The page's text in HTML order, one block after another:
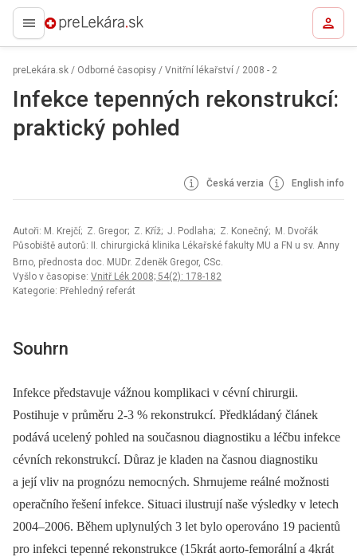
preLekára.sk
preLekára.sk / Odborné časopisy / Vnitřní lékařství / 2008 - 2
Infekce tepenných rekonstrukcí:
praktický pohled
Česká verzia English info
Autoři: M. Krejčí; Z. Gregor; Z. Kříž; J. Podlaha; Z. Konečný; M. Dvořák
Působiště autorů: II. chirurgická klinika Lékařské fakulty MU a FN u sv. Anny
Brno, přednosta doc. MUDr. Zdeněk Gregor, CSc.
Vyšlo v časopise: Vnitř Lék 2008; 54(2): 178-182
Kategorie: Přehledný referát
Souhrn
Infekce představuje vážnou komplikaci v cévní chirurgii.
Postihuje v průměru 2-3 % rekonstrukcí. Předkládaný článek
podává ucelený pohled na současnou diagnostiku a léčbu infekce
cévních rekonstrukcí. Důraz je kladen na časnou diagnostiku
a její vliv na prognózu nemocných. Shrnujeme reálné možnosti
operačního řešení infekce. Situaci ilustrují naše výsledky v letech
2004–2006. Během uplynulých 3 let bylo operováno 19 pacientů
pro infekci tepenné rekonstrukce (15krát aorto-femorální a 4krát